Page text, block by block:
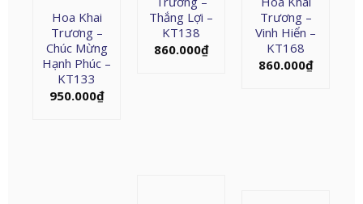
Thắng Lợi –
KT138
860.000₫
Trương –
Vinh Hiển –
KT168
860.000₫
Hoa Khai
Trương –
Chúc Mừng
Hạnh Phúc –
KT133
950.000₫